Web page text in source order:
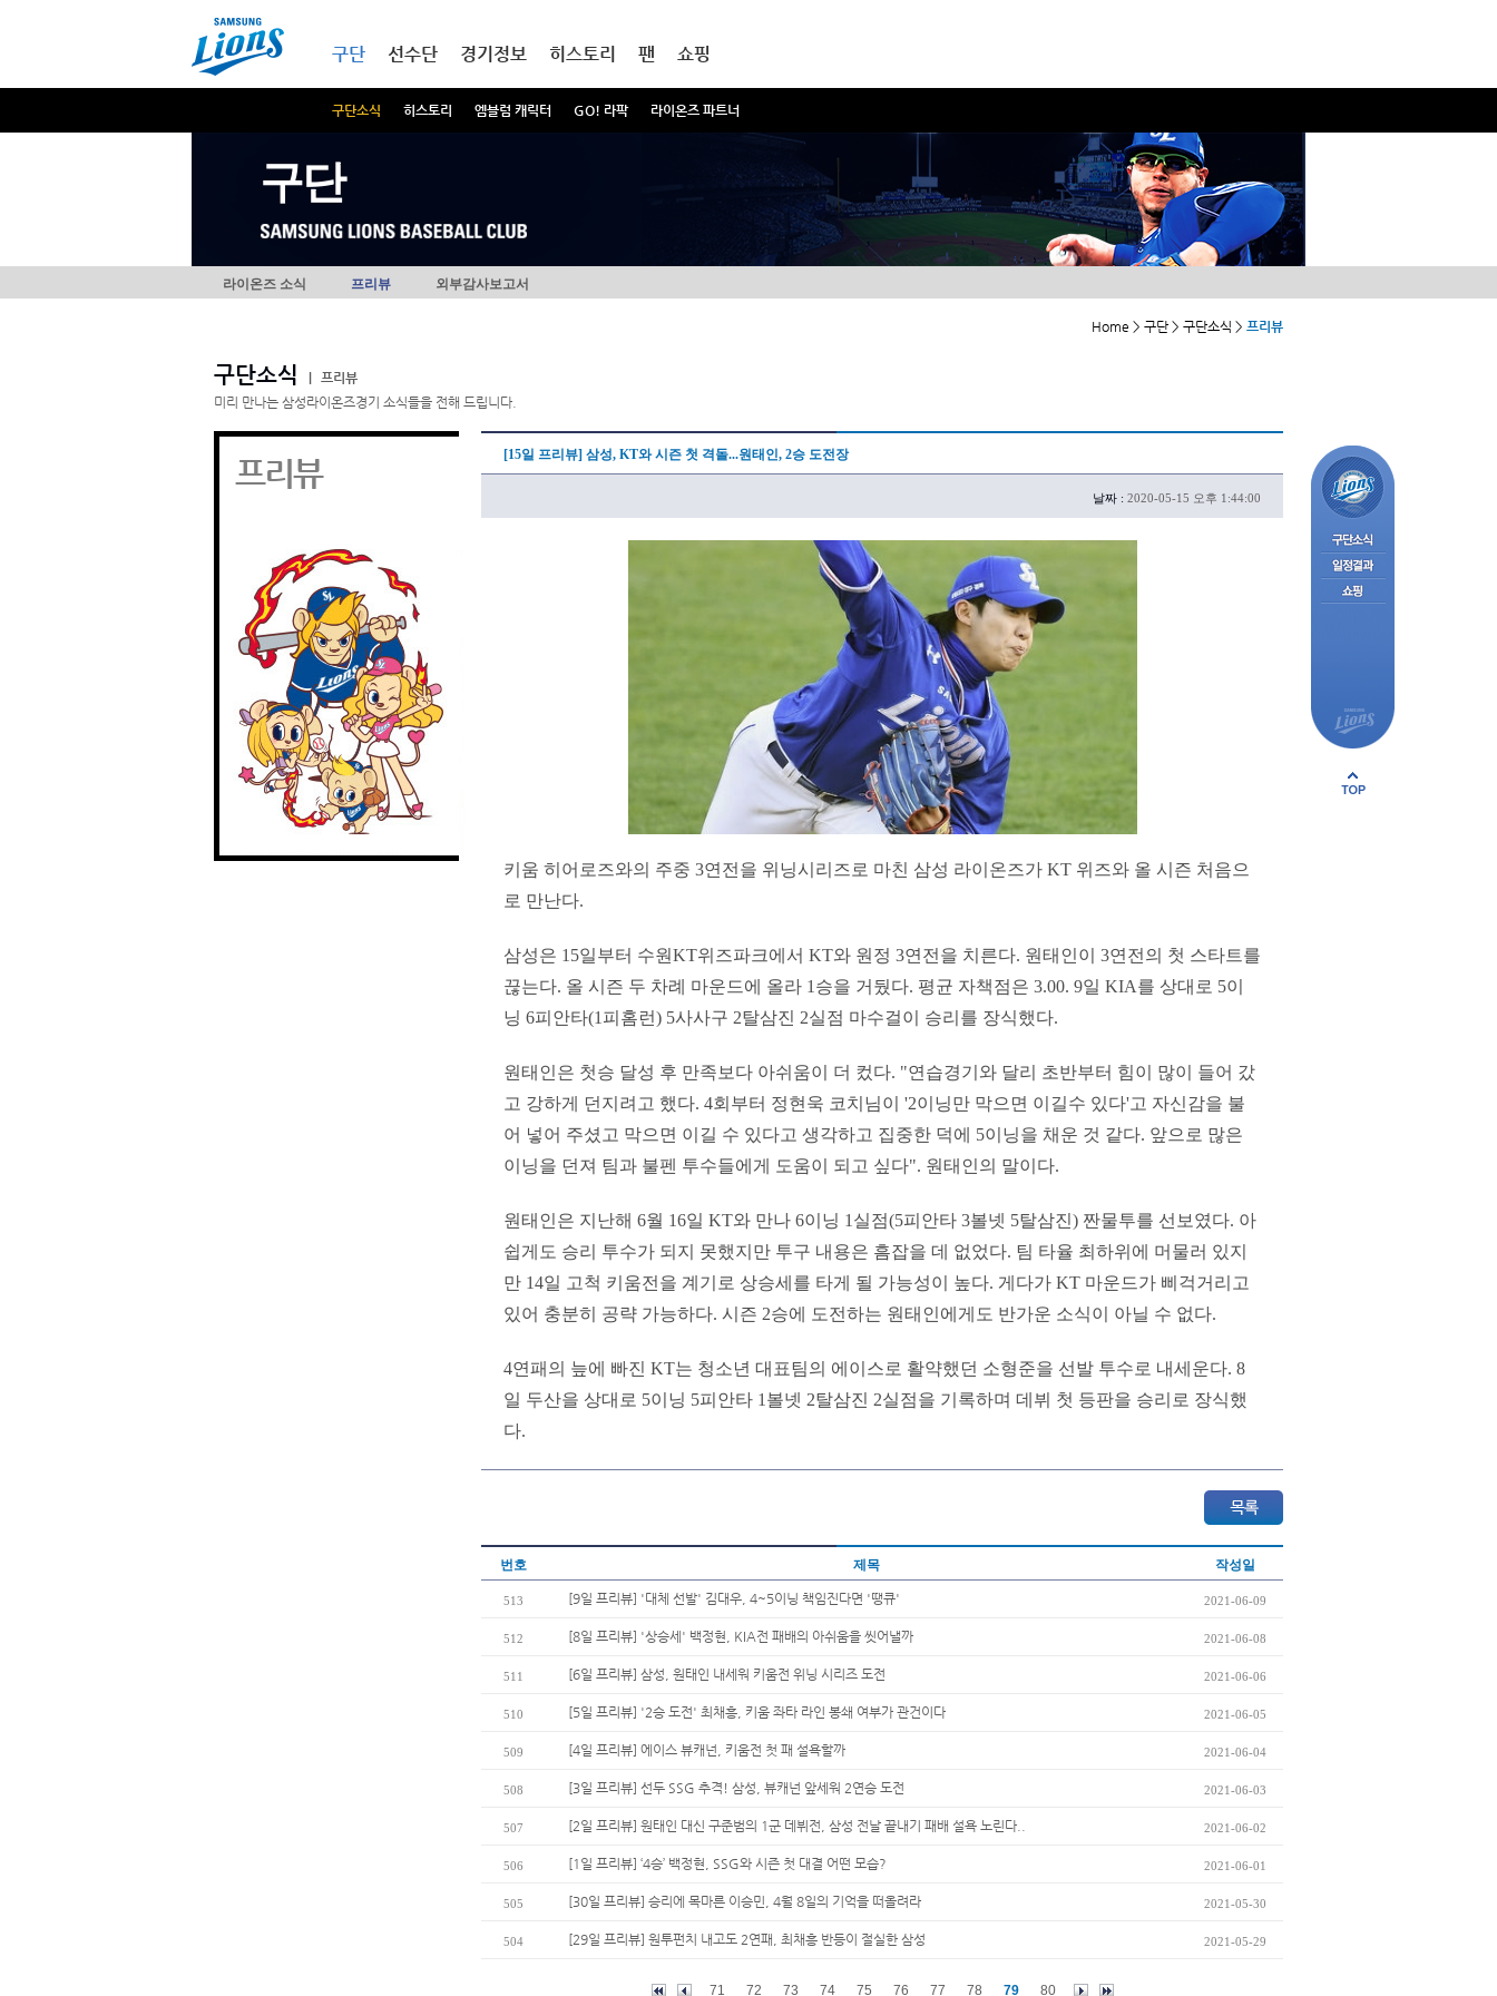
구단
구단소식 히스토리 엠블럼 캐릭터 GO! 라팍 라이온즈 파트너
선수단 경기정보 히스토리 팬 쇼핑
구단
라이온즈 소식 프리뷰 외부감사보고서
Home > 구단 > 구단소식 > 프리뷰
구단소식
프리뷰
미리 만나는 삼성라이온즈경기 소식들을 전해 드립니다.
프리뷰 [15일 프리뷰] 삼성, KT와 시즌 첫 격돌...원태인, 2승 도전장
날짜 : 2020-05-15 오후 1:44:00
키움 히어로즈와의 주중 3연전을 위닝시리즈로 마친 삼성 라이온즈가 KT 위즈와 올 시즌 처음으
로 만난다.
삼성은 15일부터 수원KT위즈파크에서 KT와 원정 3연전을 치른다. 원태인이 3연전의 첫 스타트를
끊는다. 올 시즌 두 차례 마운드에 올라 1승을 거뒀다. 평균 자책점은 3.00. 9일 KIA를 상대로 5이
닝 6피안타(1피홈런) 5사사구 2탈삼진 2실점 마수걸이 승리를 장식했다.
원태인은 첫승 달성 후 만족보다 아쉬움이 더 컸다. "연습경기와 달리 초반부터 힘이 많이 들어 갔
고 강하게 던지려고 했다. 4회부터 정현욱 코치님이 '2이닝만 막으면 이길수 있다'고 자신감을 불
어 넣어 주셨고 막으면 이길 수 있다고 생각하고 집중한 덕에 5이닝을 채운 것 같다. 앞으로 많은
이닝을 던져 팀과 불펜 투수들에게 도움이 되고 싶다". 원태인의 말이다.
원태인은 지난해 6월 16일 KT와 만나 6이닝 1실점(5피안타 3볼넷 5탈삼진) 짠물투를 선보였다. 아
쉽게도 승리 투수가 되지 못했지만 투구 내용은 흠잡을 데 없었다. 팀 타율 최하위에 머물러 있지
만 14일 고척 키움전을 계기로 상승세를 타게 될 가능성이 높다. 게다가 KT 마운드가 삐걱거리고
있어 충분히 공략 가능하다. 시즌 2승에 도전하는 원태인에게도 반가운 소식이 아닐 수 없다.
4연패의 늪에 빠진 KT는 청소년 대표팀의 에이스로 활약했던 소형준을 선발 투수로 내세운다. 8
일 두산을 상대로 5이닝 5피안타 1볼넷 2탈삼진 2실점을 기록하며 데뷔 첫 등판을 승리로 장식했
다.
번호 제목 작성일
513 [9일 프리뷰] '대체 선발' 김대우, 4~5이닝 책임진다면 '땡큐' 2021-06-09
512 [8일 프리뷰] '상승세' 백정현, KIA전 패배의 아쉬움을 씻어낼까 2021-06-08
511 [6일 프리뷰] 삼성, 원태인 내세워 키움전 위닝 시리즈 도전 2021-06-06
510 [5일 프리뷰] '2승 도전' 최채흥, 키움 좌타 라인 봉쇄 여부가 관건이다 2021-06-05
509 [4일 프리뷰] 에이스 뷰캐넌, 키움전 첫 패 설욕할까 2021-06-04
508 [3일 프리뷰] 선두 SSG 추격! 삼성, 뷰캐넌 앞세워 2연승 도전 2021-06-03
507 [2일 프리뷰] 원태인 대신 구준범의 1군 데뷔전, 삼성 전날 끝내기 패배 설욕 노린다.. 2021-06-02
506 [1일 프리뷰] ‘4승’ 백정현, SSG와 시즌 첫 대결 어떤 모습? 2021-06-01
505 [30일 프리뷰] 승리에 목마른 이승민, 4월 8일의 기억을 떠올려라 2021-05-30
504 [29일 프리뷰] 원투펀치 내고도 2연패, 최채흥 반등이 절실한 삼성 2021-05-29
71 72 73 74 75 76 77 78 79 80